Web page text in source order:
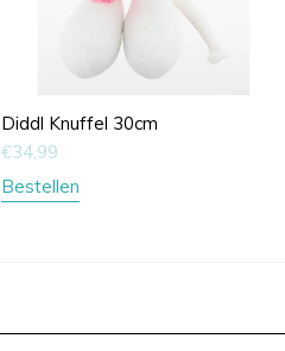
Diddl Knuffel 30cm
€34,99
Bestellen